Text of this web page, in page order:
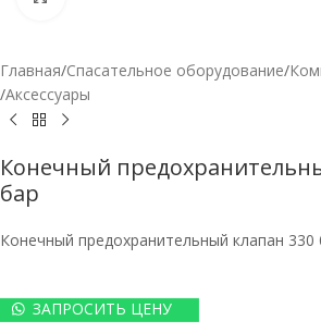
Главная/Спасательное оборудование/
/Аксессуары
Конечный
бар
Конечный предохранительный клапан 330
ЗАПРОСИТЬ ЦЕНУ